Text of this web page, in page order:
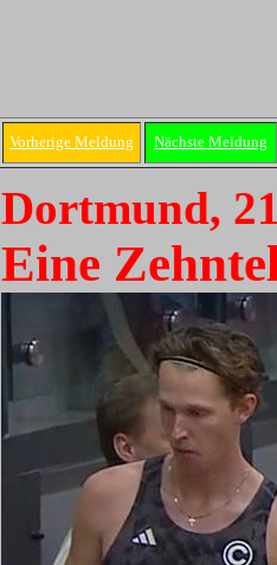
Vorherige Meldung Nächste Meldung
Dortmund,
Eine